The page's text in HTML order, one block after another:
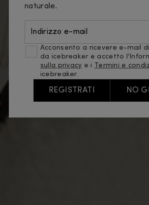
naturale.
Indirizzo e-mail
Acconsento a ricevere e-mail
da icebreaker e accetto
sulla privacy e i Termini e
icebreaker.
REGISTRATI NO